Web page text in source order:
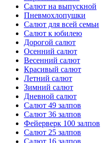
Салют на выпускной
Пневмохлопушки
Салют для всей семьи
Салют к юбилею
Дорогой салют
Осенний салют
Весенний салют
Красивый салют
Летний салют
Зимний салют
Дневной салют
Салют 49 залпов
Салют 36 залпов
Фейерверк 100 залпов
Салют 25 залпов
Салют 16 залпов